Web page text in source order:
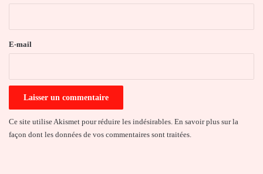
e
E-mail
Ce site utilise Akismet pour réduire les indésirables. En savoir plus sur la
façon dont les données de vos commentaires sont traitées.